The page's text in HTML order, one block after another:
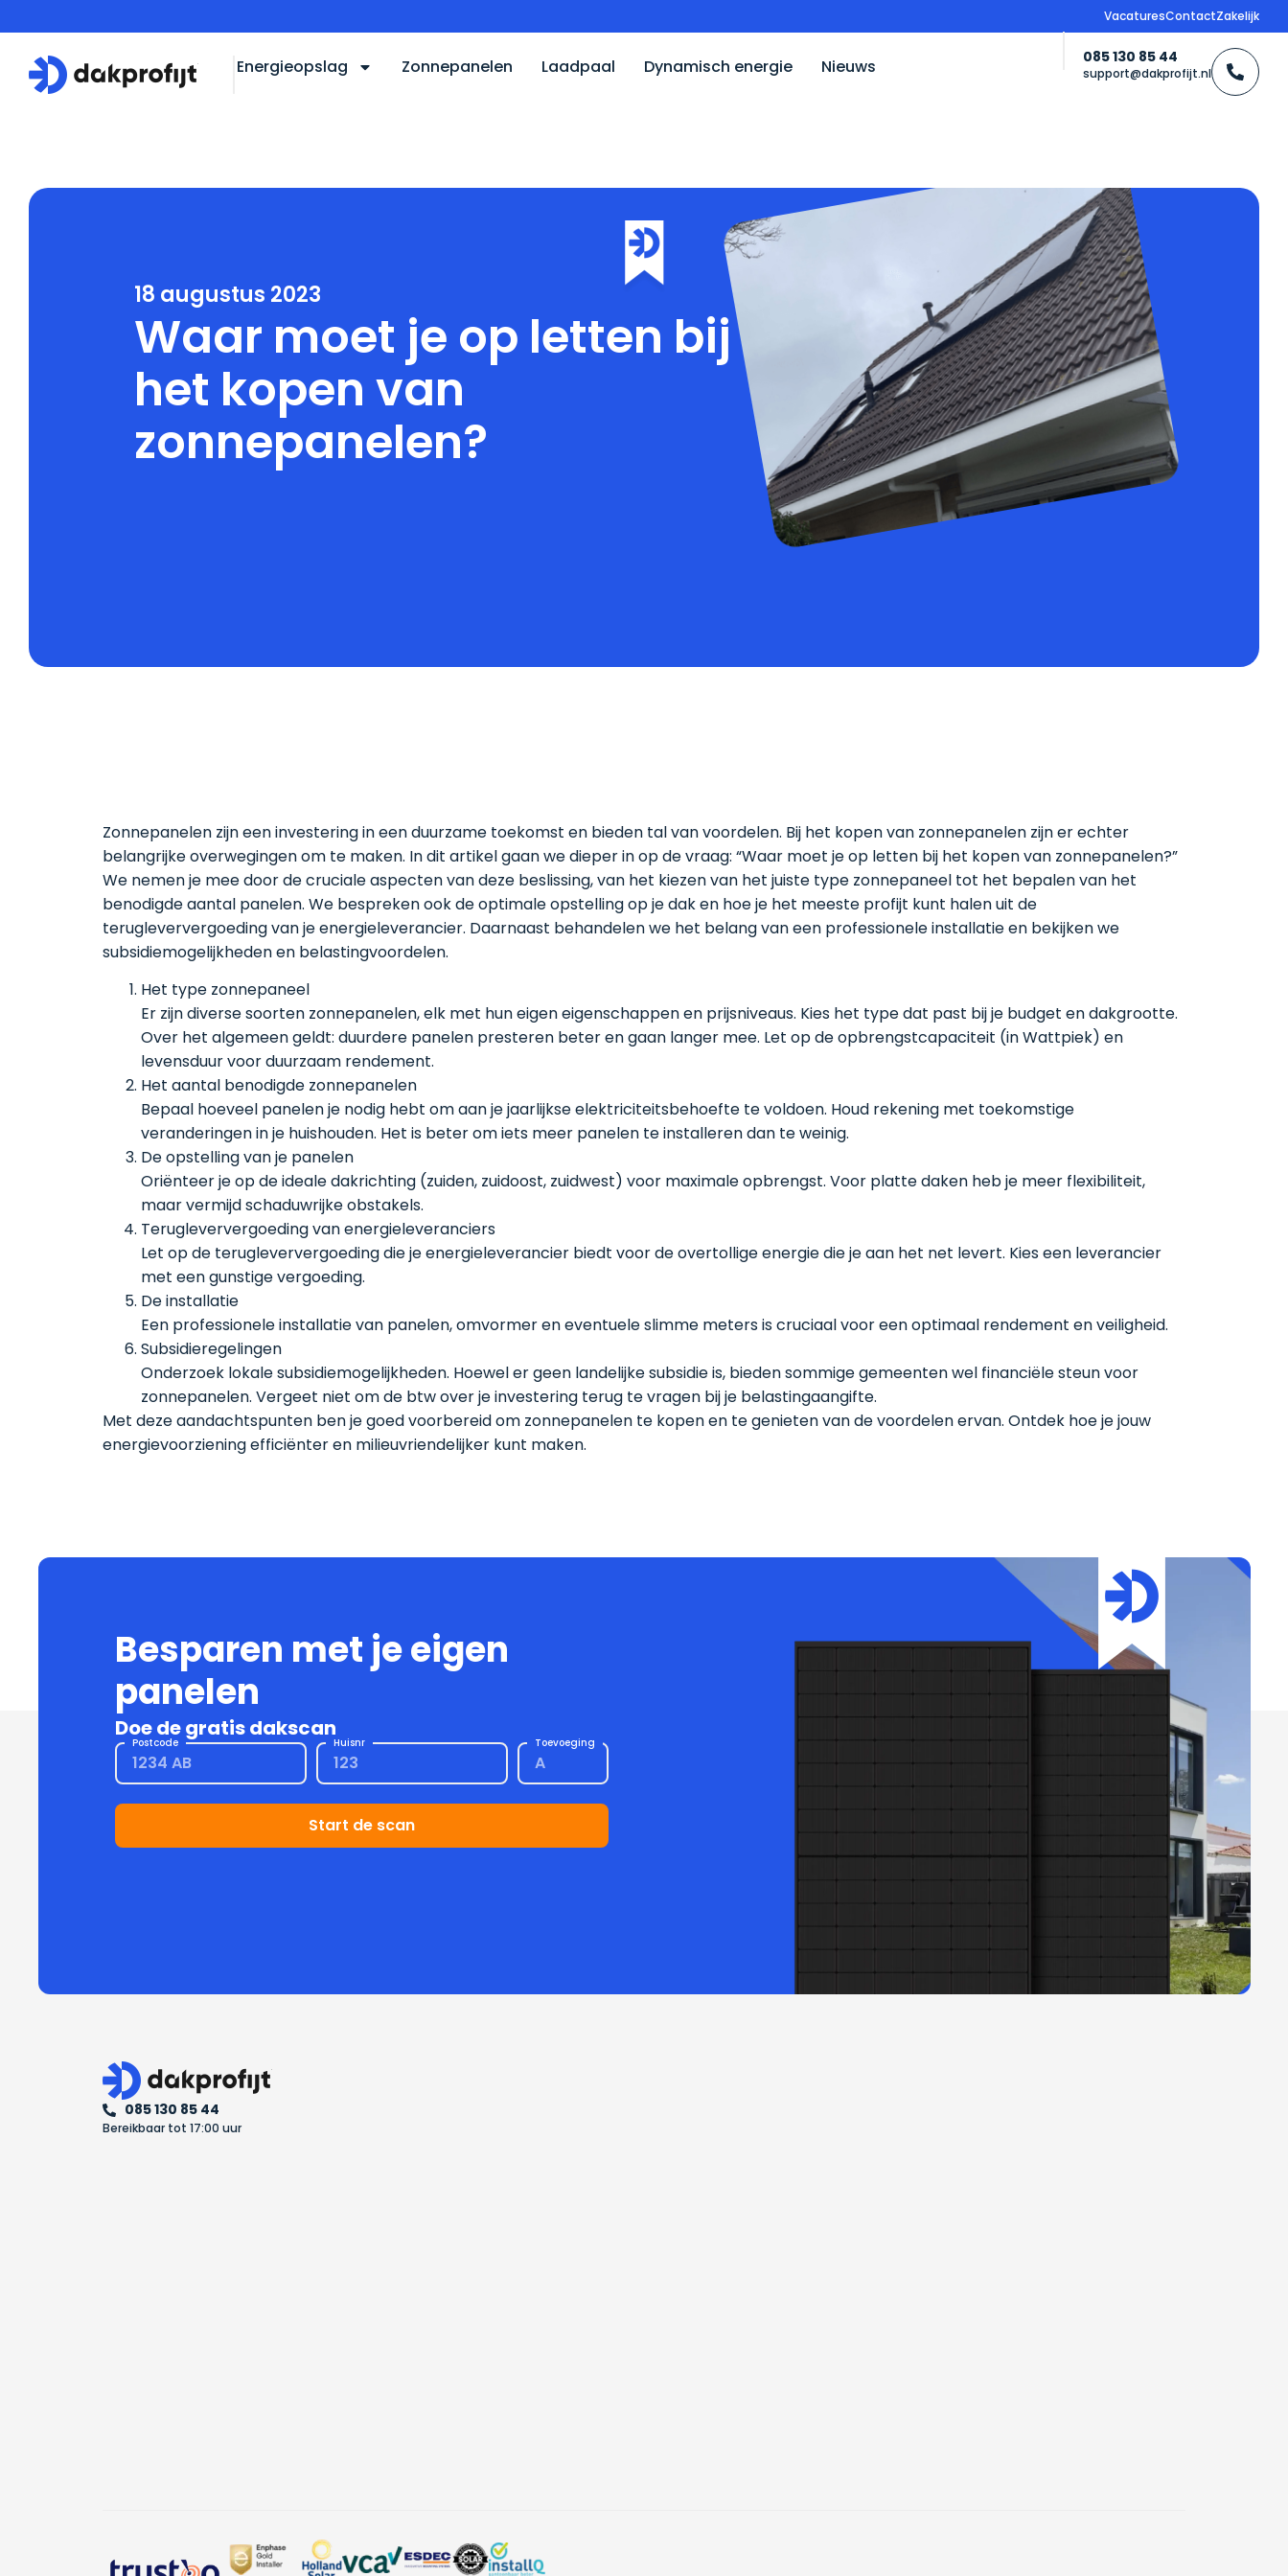
VacaturesContactZakelijk
Energieopslag Zonnepanelen Laadpaal Dynamisch energie Nieuws 085 130 85 44
support@dakprofijt.nl
18 augustus 2023
Waar moet je op letten bij
het kopen van
zonnepanelen?
Zonnepanelen zijn een investering in een duurzame toekomst en bieden tal van voordelen. Bij het kopen van zonnepanelen zijn er echter
belangrijke overwegingen om te maken. In dit artikel gaan we dieper in op de vraag: “Waar moet je op letten bij het kopen van zonnepanelen?”
We nemen je mee door de cruciale aspecten van deze beslissing, van het kiezen van het juiste type zonnepaneel tot het bepalen van het
benodigde aantal panelen. We bespreken ook de optimale opstelling op je dak en hoe je het meeste profijt kunt halen uit de
terugleververgoeding van je energieleverancier. Daarnaast behandelen we het belang van een professionele installatie en bekijken we
subsidiemogelijkheden en belastingvoordelen.
Het type zonnepaneel
Er zijn diverse soorten zonnepanelen, elk met hun eigen eigenschappen en prijsniveaus. Kies het type dat past bij je budget en dakgrootte.
Over het algemeen geldt: duurdere panelen presteren beter en gaan langer mee. Let op de opbrengstcapaciteit (in Wattpiek) en
levensduur voor duurzaam rendement.
Het aantal benodigde zonnepanelen
Bepaal hoeveel panelen je nodig hebt om aan je jaarlijkse elektriciteitsbehoefte te voldoen. Houd rekening met toekomstige
veranderingen in je huishouden. Het is beter om iets meer panelen te installeren dan te weinig.
De opstelling van je panelen
Oriënteer je op de ideale dakrichting (zuiden, zuidoost, zuidwest) voor maximale opbrengst. Voor platte daken heb je meer flexibiliteit,
maar vermijd schaduwrijke obstakels.
Terugleververgoeding van energieleveranciers
Let op de terugleververgoeding die je energieleverancier biedt voor de overtollige energie die je aan het net levert. Kies een leverancier
met een gunstige vergoeding.
De installatie
Een professionele installatie van panelen, omvormer en eventuele slimme meters is cruciaal voor een optimaal rendement en veiligheid.
Subsidieregelingen
Onderzoek lokale subsidiemogelijkheden. Hoewel er geen landelijke subsidie is, bieden sommige gemeenten wel financiële steun voor
zonnepanelen. Vergeet niet om de btw over je investering terug te vragen bij je belastingaangifte.
Met deze aandachtspunten ben je goed voorbereid om zonnepanelen te kopen en te genieten van de voordelen ervan. Ontdek hoe je jouw
energievoorziening efficiënter en milieuvriendelijker kunt maken.
Besparen met je eigen
panelen
Doe de gratis dakscan
Postcode Huisnr Toevoeging
Start de scan
085 130 85 44
Bereikbaar tot 17:00 uur